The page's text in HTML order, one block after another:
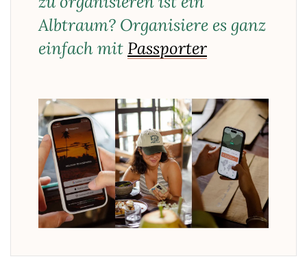
Albtraum? Organisiere es ganz
einfach mit Passporter